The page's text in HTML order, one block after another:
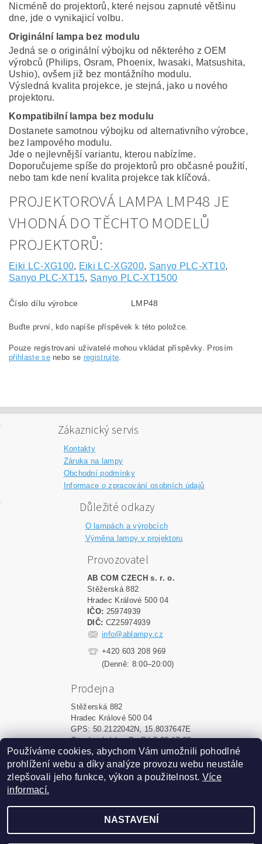
Nicméně do projektorů, které nejsou zapnuté většinu
dne, jde o vynikajicí volbu.
Originální lampa bez modulu
Jedná se o originální výbojku od některého z OEM
výrobců (Philips, Osram, Phoenix, Iwasaki, Matsushita,
Ushio), ovšem již bez montážního modulu.
Výsledná kvalita projekce, je stejná, jako u nového
projektoru.
Kompatibilní lampa bez modulu
Dostanete samotnou výbojku od alternativního výrobce,
bez lampového modulu.
Jde o nejlevnější variantu, kterou nabízíme.
Doporučujeme spíše do projektorů pro občasné použití,
nebo tam kde není kvalita projekce tak klíčová.
PROJEKTOROVÁ LAMPA LMP48 JE
VHODNÁ DO TĚCHTO MODELŮ
PROJEKTORŮ:
Eiki LC-XG100, Eiki LC-XG200, Sanyo PLC-XT10,
Sanyo PLC-XT15, Sanyo PLC-XT1500
Číslo dílu výrobce LMP48
Buďte první, kdo napíše příspěvek k této položce.
Pouze registrovaní uživatelé mohou vkládat příspěvky. Prosím
přihlaste senebo se registrujte.
Zákaznický servis
Kontakty
Záruka na lampy
Obchodní podmínky
Informace o zpracování osobních údajů
Důležité odkazy
O lampách a výrobcích
Výměna lampy v projektoru
Provozovatel
AB COM CZECH s. r. o.
Stěžerská 882
Hradec Králové 500 04
IČO: 25974939
DIČ: CZ25974939
info@ablampy.cz
+420 603 208 969
(Denně: 8:00–20:00)
Prodejna
Stěžerská 882
Hradec Králové 500 04
GPS: 50.2122042N, 15.8037647E
Otevírací doba: Po-Pá 8:00-17:00
2026 © ablampy.cz, všechna práva vyhrazena Upravit nastavení cookies
Podle zákona o evidenci tržeb
je prodávající povinen
Používáme cookies, abychom Vám umožnili pohodlné
prohlížení webu a díky analýze provozu webu neustále
zlepšovali jeho funkce, výkon a použitelnost. Více
informací.
NASTAVENÍ